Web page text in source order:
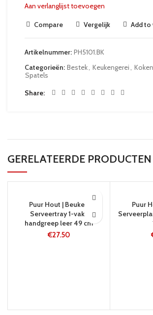
Aan verlanglijst toevoegen
Compare Vergelijk Add to
Artikelnummer: PH5101.BK
Categorieën: Bestek, Keukengerei,
Spatels
Share
GERELATEERDE PRODUCTEN
Puur Hout | Beuken
Serveertray 1-vaks
handgreep leer 49 cm
€27.50
Puur